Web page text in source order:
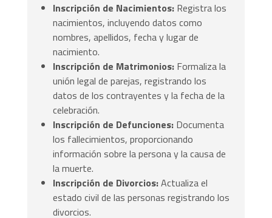
Inscripción de Nacimientos: Registra los
nacimientos, incluyendo datos como
nombres, apellidos, fecha y lugar de
nacimiento.
Inscripción de Matrimonios: Formaliza la
unión legal de parejas, registrando los
datos de los contrayentes y la fecha de la
celebración.
Inscripción de Defunciones: Documenta
los fallecimientos, proporcionando
información sobre la persona y la causa de
la muerte.
Inscripción de Divorcios:Actualiza el
estado civil de las personas registrando los
divorcios.